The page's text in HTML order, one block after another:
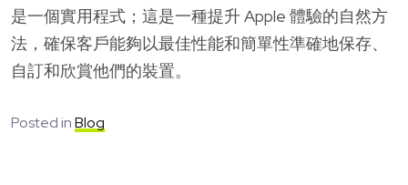
是一個實用程式；這是一種提升 Apple 體驗的自然方
法，確保客戶能夠以最佳性能和簡單性準確地保存、
自訂和欣賞他們的裝置。
Posted inBlog